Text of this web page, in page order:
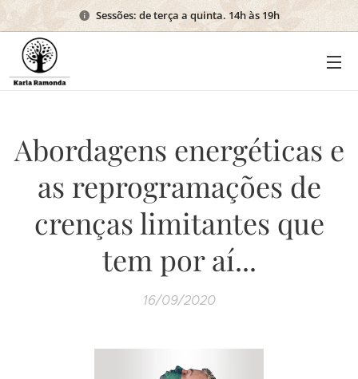
Sessões: de terça a quinta. 14h às 19h
Abordagens energéticas e
as reprogramações de
crenças limitantes que
tem por aí...
16/09/2020